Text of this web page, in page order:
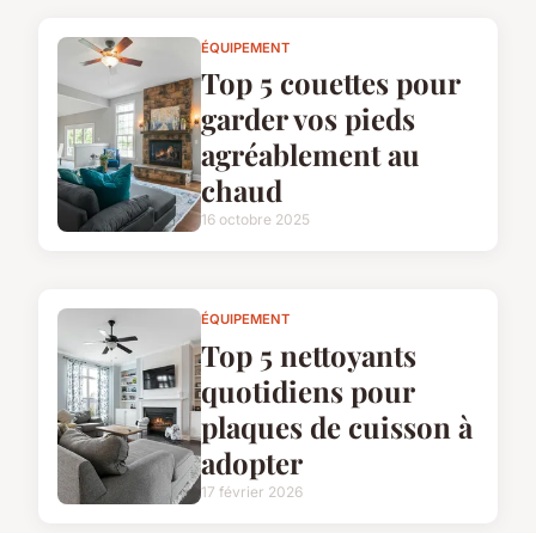
ÉQUIPEMENT
Top 5 couettes pour
garder vos pieds
agréablement au
chaud
16 octobre 2025
ÉQUIPEMENT
Top 5 nettoyants
quotidiens pour
plaques de cuisson à
adopter
17 février 2026